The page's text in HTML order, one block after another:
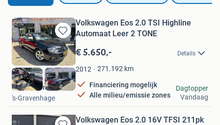
Bewaren
in
Mijn
Favorieten
Volkswagen Eos 2.0 TSI Highline
Automaat Leer 2 TONE
€ 5.650,- Details
2012 271.192 km
Financiering mogelijk
Alle milieu/emissie zones
KWB Automotive
's-Gravenhage
Dagtopper
Vandaag
Volkswagen Eos 2.0 16V TFSI 211pk